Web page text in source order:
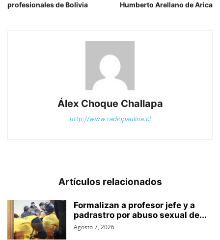
profesionales de Bolivia
Humberto Arellano de Arica
Álex Choque Challapa
http://www.radiopaulina.cl
Artículos relacionados
Formalizan a profesor jefe y a
padrastro por abuso sexual de...
Agosto 7, 2026